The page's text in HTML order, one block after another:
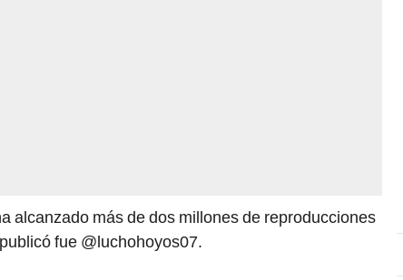
alcanzado más de dos millones de reproducciones
fue @luchohoyos07.